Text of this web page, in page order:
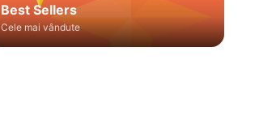
Best Sellers
Cele mai vândute